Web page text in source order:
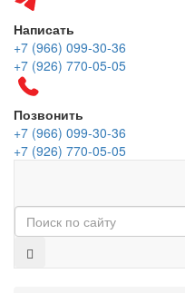
Написать
+7 (966) 099-30-36
+7 (926) 770-05-05
Позвонить
+7 (966) 099-30-36
+7 (926) 770-05-05